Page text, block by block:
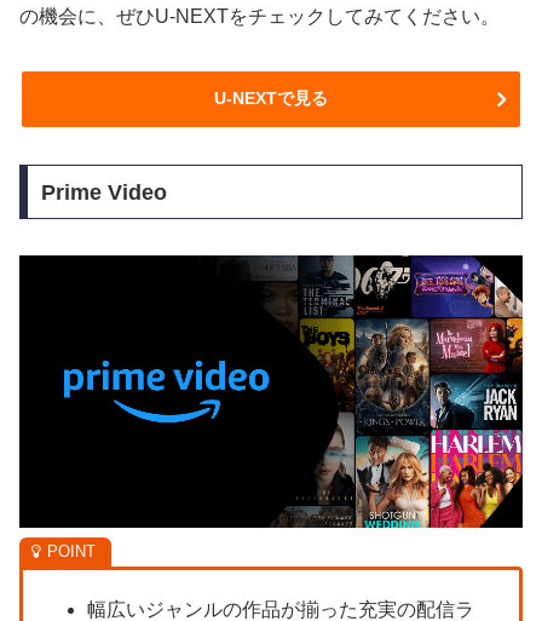
の機会に、ぜひU-NEXTをチェックしてみてください。
U-NEXTで見る
Prime Video
幅広いジャンルの作品が揃った充実の配信ラ